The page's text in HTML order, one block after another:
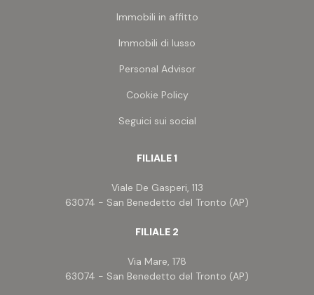
immersa nella natura, oppure per chi vuole
cuore della campagna marchigiana.
Immobili in affitto
Immobili di lusso
Personal Advisor
Cookie Policy
Seguici sui social
FILIALE 1
Viale De Gasperi, 113
63074 - San Benedetto del Tronto (AP)
FILIALE 2
Via Mare, 178
63074 - San Benedetto del Tronto (AP)